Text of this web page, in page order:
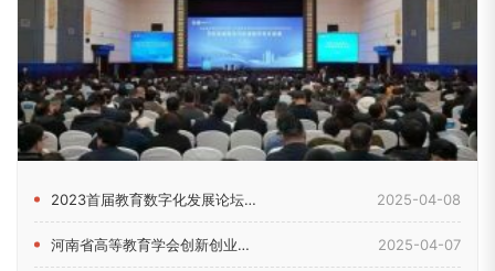
2023首届教育数字化发展论坛在郑州举行 2025-04-08
河南省高等教育学会创新创业教育分会2024年理事会暨学术年会... 2025-04-07